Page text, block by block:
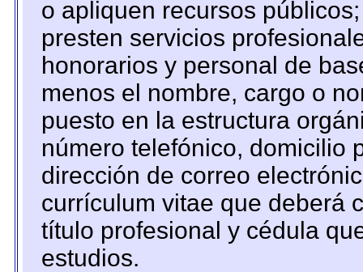
o apliquen recursos
presten servicios
honorarios y personal de
menos el nombre, cargo o
puesto en la estructura
número telefónico, domicilio
dirección de correo
currículum vitae que deberá
título profesional y cédula
estudios.